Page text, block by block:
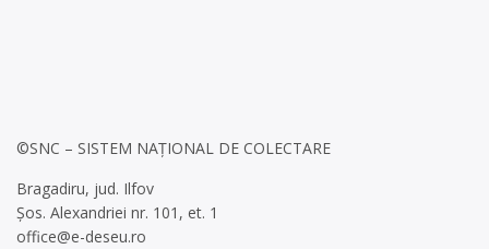
©SNC – SISTEM NAȚIONAL DE COLECTARE
Bragadiru, jud. Ilfov
Șos. Alexandriei nr. 101, et. 1
office@e-deseu.ro